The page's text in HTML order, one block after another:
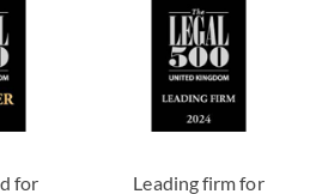
for
Leading firm for